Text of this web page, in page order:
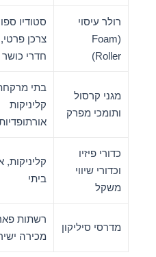
רולר עיסוי
(Foam
Roller)
סטודיו
צרכן פרטי,
חדרי כושר
מגני קרסול
ותומכי מפרק
בתי
קליניקות
כדורי פיזיו
וכדורי שיווי
משקל
קליניקות,
ביתי
מדרסי סיליקון
רשתות
מכירה